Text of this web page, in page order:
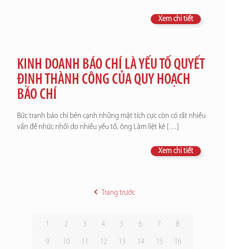
Xem chi tiết
KINH DOANH BÁO CHÍ LÀ YẾU TỐ QUYẾT
ĐỊNH THÀNH CÔNG CỦA QUY HOẠCH
BÁO CHÍ
Bức tranh báo chí bên cạnh những mặt tích cực còn có rất nhiều
vấn đề nhức nhối do nhiều yếu tố, ông Lâm liệt kê[…]
Xem chi tiết
Trang trước
1 2 3 4 5 6 7 8
9 10 11 12 13 14 15 16